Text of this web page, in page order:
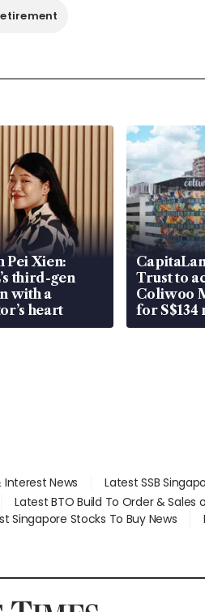
Pei Xien:
third-gen
with a
heart
Trust to
Coliwoo
for
Interest News Latest SSB
Latest BTO Build To Order & Sales
Singapore Stocks To Buy News